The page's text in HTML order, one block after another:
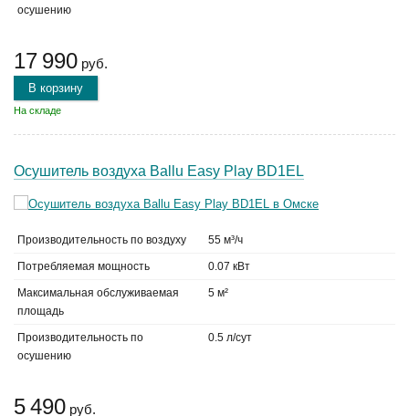
осушению
17 990 руб.
В корзину
На складе
Осушитель воздуха Ballu Easy Play BD1EL
Производительность по воздуху 55 м³/ч
Потребляемая мощность 0.07 кВт
Максимальная обслуживаемая
площадь
5 м²
Производительность по
осушению
0.5 л/сут
5 490 руб.